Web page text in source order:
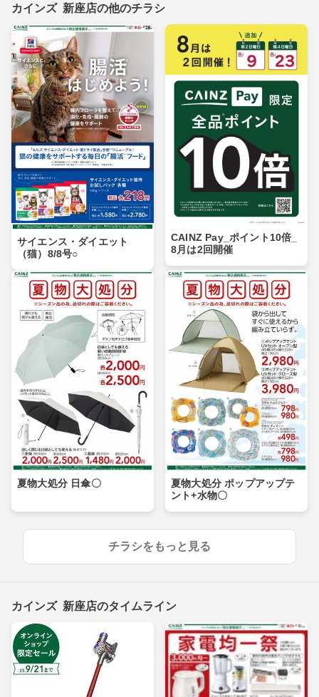
カインズ 新座店の他のチラシ
サイエンス・ダイエット
（猫）8/8号○
CAINZ Pay_ポイント10倍_
8月は2回開催
夏物大処分 日傘〇
夏物大処分 ポップアップテ
ント+水物〇
チラシをもっと見る
カインズ 新座店のタイムライン